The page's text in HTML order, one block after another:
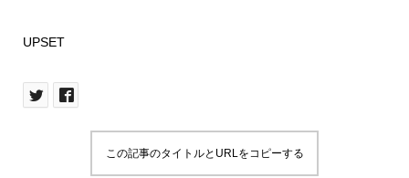
UPSET
この記事のタイトルとURLをコピーする